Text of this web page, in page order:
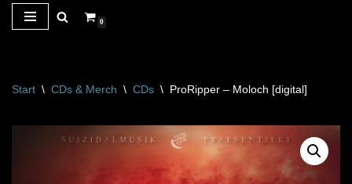
0
Start \ CDs & Merch \ CDs \ ProRipper – Moloch [digital]